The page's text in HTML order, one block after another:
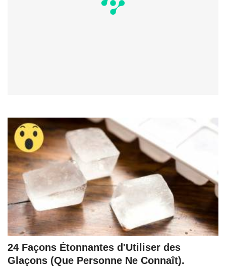
24 Façons Étonnantes d'Utiliser des
Glaçons (Que Personne Ne Connaît).